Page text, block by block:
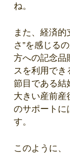
ね。
また、経済
さ”を感じる
方への記念品
スを利用で
節目である結
大きい産前産
のサポートに
す。
このように、